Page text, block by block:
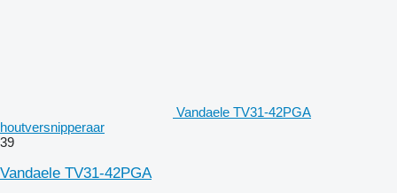
Vandaele TV31-42PGA
houtversnipperaar
39
Vandaele TV31-42PGA